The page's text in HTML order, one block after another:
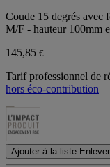
Coude 15 degrés avec
M/F - hauteur 100mm
145,85 €
Tarif professionnel de
hors éco-contribution
Ajouter à la liste